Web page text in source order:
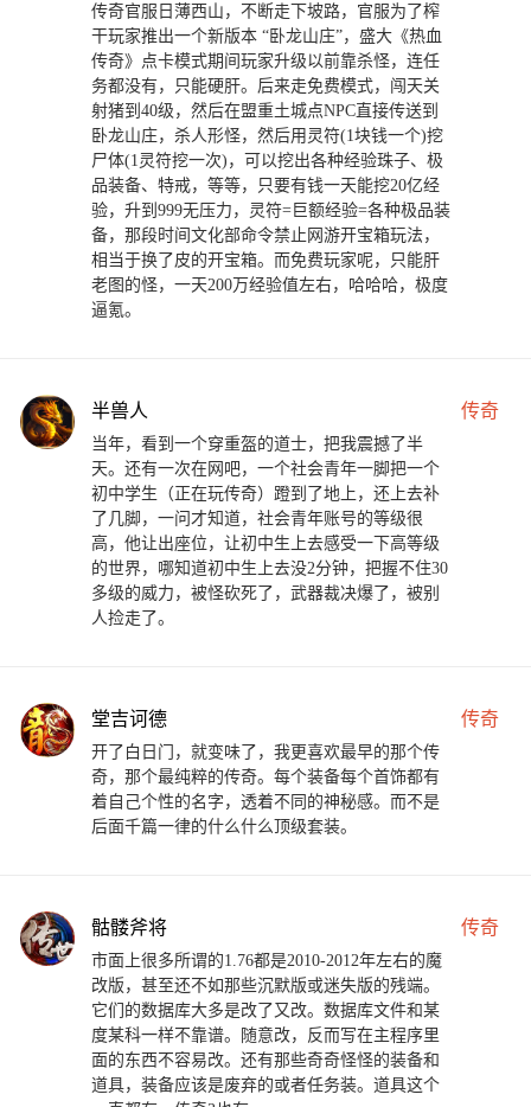
传奇官服日薄西山，不断走下坡路，官服为了榨
干玩家推出一个新版本 “卧龙山庄”，盛大《热血
传奇》点卡模式期间玩家升级以前靠杀怪，连任
务都没有，只能硬肝。后来走免费模式，闯天关
射猪到40级，然后在盟重土城点NPC直接传送到
卧龙山庄，杀人形怪，然后用灵符(1块钱一个)挖
尸体(1灵符挖一次)，可以挖出各种经验珠子、极
品装备、特戒，等等，只要有钱一天能挖20亿经
验，升到999无压力，灵符=巨额经验=各种极品装
备，那段时间文化部命令禁止网游开宝箱玩法，
相当于换了皮的开宝箱。而免费玩家呢，只能肝
老图的怪，一天200万经验值左右，哈哈哈，极度
逼氪。
半兽人 传奇
当年，看到一个穿重盔的道士，把我震撼了半
天。还有一次在网吧，一个社会青年一脚把一个
初中学生（正在玩传奇）蹬到了地上，还上去补
了几脚，一问才知道，社会青年账号的等级很
高，他让出座位，让初中生上去感受一下高等级
的世界，哪知道初中生上去没2分钟，把握不住30
多级的威力，被怪砍死了，武器裁决爆了，被别
人捡走了。
堂吉诃德 传奇
开了白日门，就变味了，我更喜欢最早的那个传
奇，那个最纯粹的传奇。每个装备每个首饰都有
着自己个性的名字，透着不同的神秘感。而不是
后面千篇一律的什么什么顶级套装。
骷髅斧将 传奇
市面上很多所谓的1.76都是2010-2012年左右的魔
改版，甚至还不如那些沉默版或迷失版的残端。
它们的数据库大多是改了又改。数据库文件和某
度某科一样不靠谱。随意改，反而写在主程序里
面的东西不容易改。还有那些奇奇怪怪的装备和
道具，装备应该是废弃的或者任务装。道具这个